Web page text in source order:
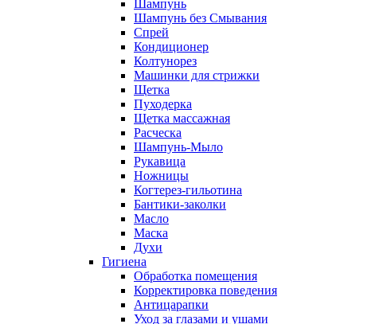
Шампунь
Шампунь без Смывания
Спрей
Кондиционер
Колтунорез
Машинки для стрижки
Щетка
Пуходерка
Щетка массажная
Расческа
Шампунь-Мыло
Рукавица
Ножницы
Когтерез-гильотина
Бантики-заколки
Масло
Маска
Духи
Гигиена
Обработка помещения
Корректировка поведения
Антицарапки
Уход за глазами и ушами